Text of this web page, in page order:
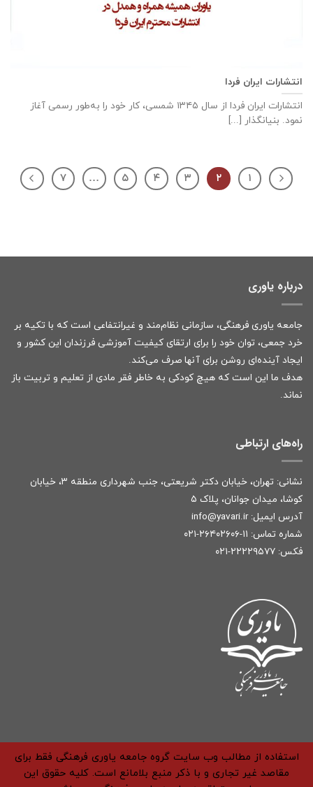
انتشارات ایران فردا
انتشارات ایران‌ فردا از سال ۱۳۴۵ شمسی، کار خود را به‌طور رسمی آغاز
نمود. بنیانگذار [...]
۱ ۲ ۳ ۴ ۵ … ۷
درباره یاوری
جامعه یاوری فرهنگی، سازمانی نظام‌مند و غیرانتفاعی است که با تکیه بر
خرد جمعی، توان خود را برای ارتقای کیفیت آموزشی فرزندان این کشور و
ایجاد آینده‌ای روشن برای آنها صرف می‌کند.
هدف ما این است که هیچ کودکی به خاطر فقر مادی از تعلیم و تربیت باز
نماند.
راه‌های ارتباطی
نشانی: تهران، خیابان دکتر شریعتی، جنب شهرداری منطقه ۳، خیابان
کوشا، میدان جوانان، پلاک ۵
آدرس ایمیل: info@yavari.ir
شماره تماس: ۱۱-۲۶۴۰۲۶۰۶-۰۲۱
فکس: ۲۲۲۲۹۵۷۷-۰۲۱
استفاده از مطالب وب سایت گروه جامعه یاوری فرهنگی فقط برای
مقاصد غیر تجاری و با ذکر منبع بلامانع است. کلیه حقوق این